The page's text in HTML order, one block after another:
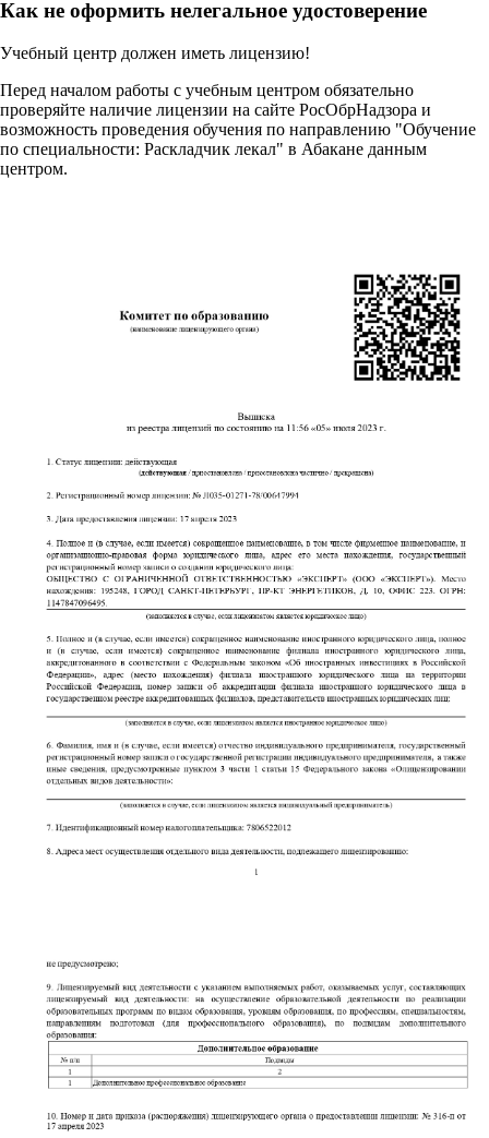
Как не оформить нелегальное удостоверение
Учебный центр должен иметь лицензию!
Перед началом работы с учебным центром обязательно
проверяйте наличие лицензии на сайте РосОбрНадзора и
возможность проведения обучения по направлению "Обучение
по специальности: Раскладчик лекал" в Абакане данным
центром.